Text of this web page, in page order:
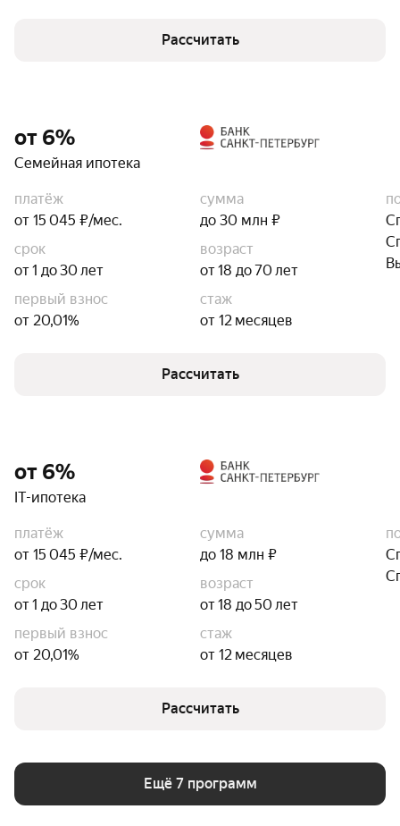
Рассчитать
от 6%
Семейная ипотека
платёж
от 15 045 ₽/мес.
сумма
до 30 млн ₽
срок
от 1 до 30 лет
возраст
от 18 до 70 лет
первый взнос
от 20,01%
стаж
от 12 месяцев
Рассчитать
от 6%
IT-ипотека
платёж
от 15 045 ₽/мес.
сумма
до 18 млн ₽
срок
от 1 до 30 лет
возраст
от 18 до 50 лет
первый взнос
от 20,01%
стаж
от 12 месяцев
Рассчитать
Ещё 7 программ